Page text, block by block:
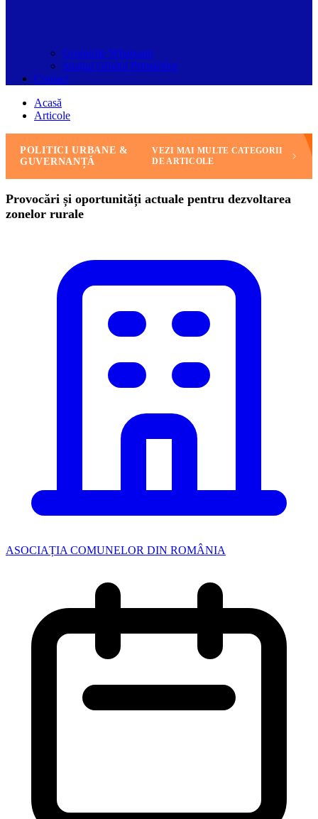
Grupurile Whatsapp
Spațiul Ghidul Primăriilor
Contact
Acasă
Articole
POLITICI URBANE &
GUVERNANȚĂ
VEZI MAI MULTE CATEGORII
DE ARTICOLE
Provocări și oportunități actuale pentru dezvoltarea
zonelor rurale
ASOCIAȚIA COMUNELOR DIN ROMÂNIA